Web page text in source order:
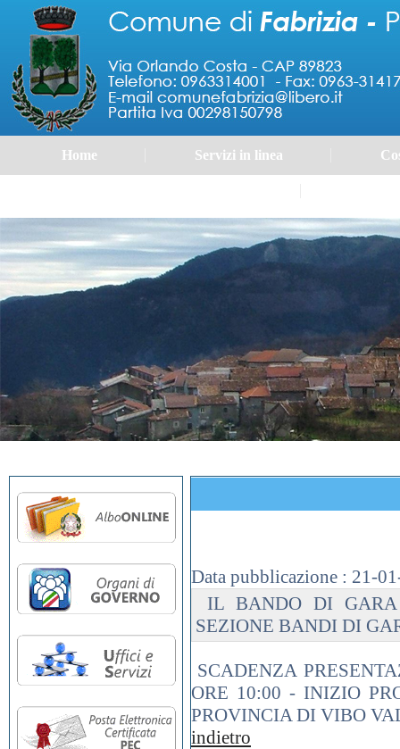
Home Servizi in linea
Data pubblicazione : 21-
IL BANDO DI
SEZIONE BANDI DI
SCADENZA
ORE 10:00 - INIZIO
PROVINCIA DI VIBO
indietro